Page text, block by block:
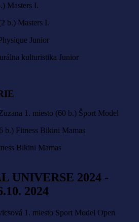
Masters I.
b.) Masters I.
Junior
kulturistika Junior
1. miesto (60 b.) Šport Model
b.) Fitness Bikini Mamas
Bikini Mamas
UNIVERSE 2024 -
2024
1. miesto Sport Model Open